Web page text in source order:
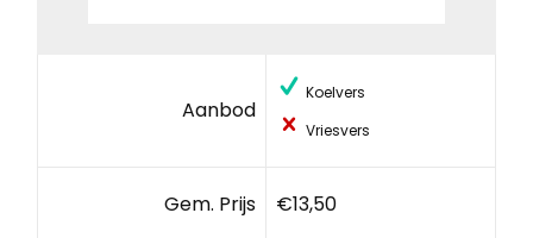
Aanbod
Koelvers
Vriesvers
Gem. Prijs €13,50